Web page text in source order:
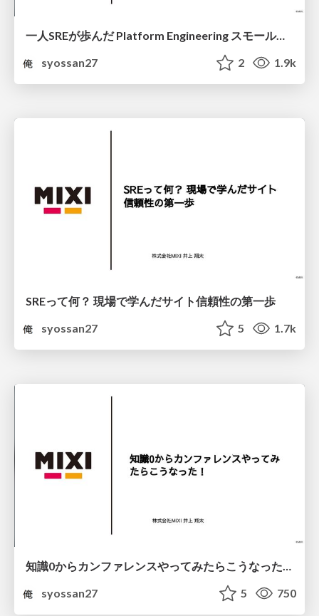
一人SREが歩んだ Platform Engineering スモールスタート実践録
syossan27
2 1.9k
SREって何？ 現場で学んだサイト信頼性の第一歩
syossan27
5 1.7k
知識0からカンファレンスやってみたらこうなった！
syossan27
5 750